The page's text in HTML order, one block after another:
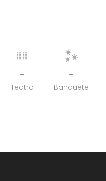
-
Teatro
-
Banquete